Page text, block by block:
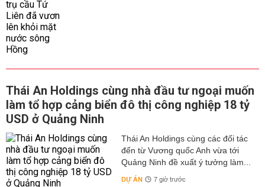
Thái An Holdings cùng nhà đầu tư ngoại muốn
làm tổ hợp cảng biển đô thị công nghiệp 18 tỷ
USD ở Quảng Ninh
Thái An Holdings cùng các đối tác
đến từ Vương quốc Anh vừa tới
Quảng Ninh đề xuất ý tưởng làm...
DỰ ÁN 7 giờ trước